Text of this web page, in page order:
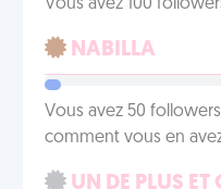
Vous avez 100
NABILLA
Vous avez 50
comment vous en
UN DE PLUS ET